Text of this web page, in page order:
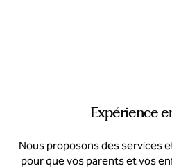
Expérience
Nous proposons des services
pour que vos parents et vos